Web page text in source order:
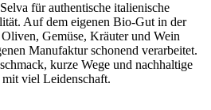
für authentische italienische
Auf dem eigenen Bio-Gut in der
Gemüse, Kräuter und Wein
Manufaktur schonend verarbeitet.
kurze Wege und nachhaltige
viel Leidenschaft.